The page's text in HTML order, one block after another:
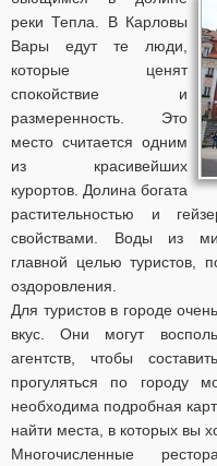
реки Тепла. В Карловы
Вары едут те люди,
которые ценят
спокойствие и
размеренность. Это
место считается одним
из красивейших
курортов. Долина богата
растительностью и
свойствами. Воды из
главной целью туристов,
оздоровления.
Для туристов в городе
вкус. Они могут
агентств, чтобы
прогуляться по городу
необходима подробная
найти места, в которых вы
Многочисленные